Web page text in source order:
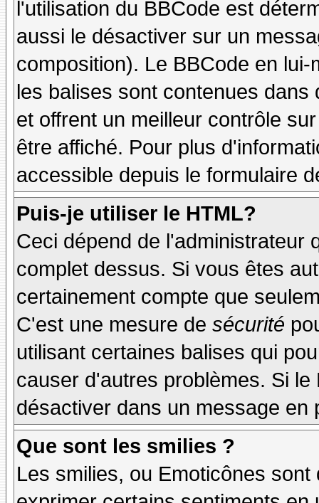
l'utilisation du BBCode est
aussi le désactiver sur un
composition). Le BBCode en
les balises sont contenues
et offrent un meilleur contrôle
être affiché. Pour plus
accessible depuis le formulaire
Puis-je utiliser le HTML?
Ceci dépend de l'administrateur
complet dessus. Si vous êtes
certainement compte que
C'est une mesure de sécurité
utilisant certaines balises qui
causer d'autres problèmes. Si
désactiver dans un message
Que sont les smilies ?
Les smilies, ou Emoticônes